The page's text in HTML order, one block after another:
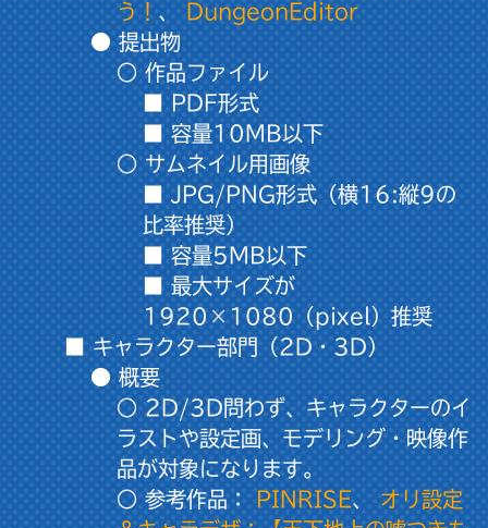
う！ 、
DungeonEditor
● 提出物
○ 作品ファイル
■ PDF形式
■ 容量10MB以下
○ サムネイル用画像
■ JPG/PNG形式（横16:縦9の
比率推奨）
■ 容量5MB以下
■ 最大サイズが
1920×1080（pixel）推奨
■ キャラクター部門（2D・3D）
● 概要
○ 2D/3D問わず、キャラクターのイ
ラストや設定画、モデリング・映像作
品が対象になります。
○ 参考作品：
PINRISE、 オリ設定